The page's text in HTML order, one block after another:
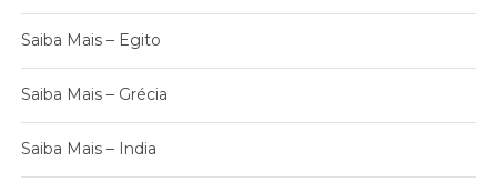
Saiba Mais – Egito
Saiba Mais – Grécia
Saiba Mais – India